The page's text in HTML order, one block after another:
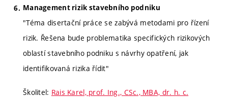
Management rizik stavebního podniku
"Téma disertační práce se zabývá metodami pro řízení
rizik. Řešena bude problematika specifických rizikových
oblastí stavebního podniku s návrhy opatření, jak
identifikovaná rizika řídit"
Školitel: Rais Karel, prof. Ing., CSc., MBA, dr. h. c.